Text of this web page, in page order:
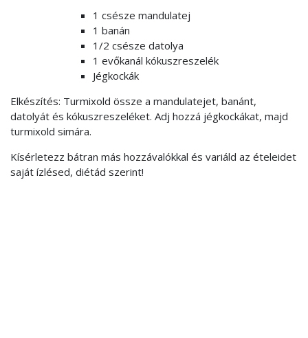
1 csésze mandulatej
1 banán
1/2 csésze datolya
1 evőkanál kókuszreszelék
Jégkockák
Elkészítés: Turmixold össze a mandulatejet, banánt,
datolyát és kókuszreszeléket. Adj hozzá jégkockákat, majd
turmixold simára.
Kísérletezz bátran más hozzávalókkal és variáld az ételeidet
saját ízlésed, diétád szerint!